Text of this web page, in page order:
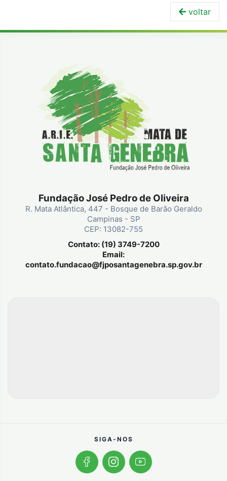
voltar
Fundação José Pedro de Oliveira
R. Mata Atlântica, 447 - Bosque de Barão Geraldo
Campinas - SP
CEP: 13082-755
Contato: (19) 3749-7200
Email:
contato.fundacao@fjposantagenebra.sp.gov.br
SIGA-NOS